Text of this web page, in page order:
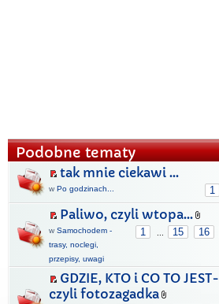
Podobne tematy
tak mnie ciekawi ...
1
w Po godzinach...
Paliwo, czyli wtopa...
1 15 16
w Samochodem -
trasy, noclegi,
przepisy, uwagi
GDZIE, KTO i CO TO JEST-
czyli fotozagadka